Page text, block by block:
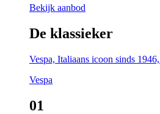
Bekijk aanbod
De klassieker
Vespa, Italiaans icoon sinds
Vespa
01